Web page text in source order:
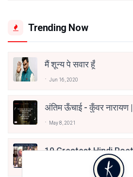
Trending Now
मैं शून्य पे सवार हूँ
Jun 16, 2020
अंतिम ऊँचाई - कुँवर
May 8, 2021
10 Greatest Hindi